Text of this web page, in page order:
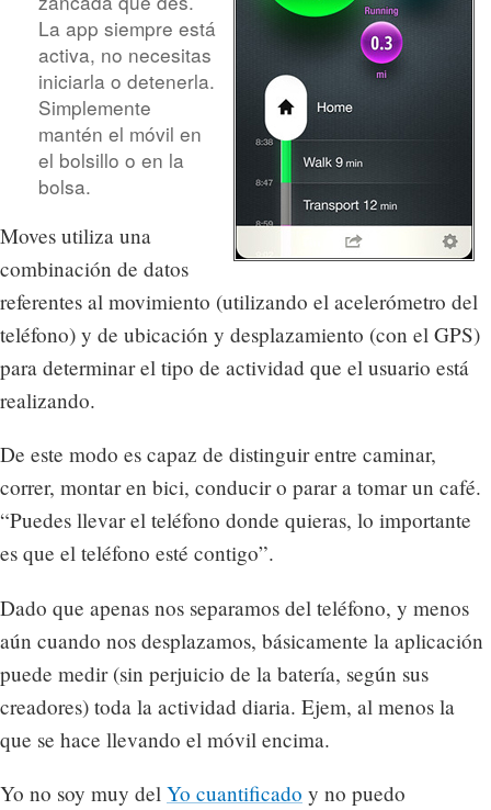
La app siempre está
activa, no necesitas
iniciarla o detenerla.
Simplemente
mantén el móvil en
el bolsillo o en la
bolsa.
Moves utiliza una
combinación de datos
referentes al movimiento (utilizando el acelerómetro del
teléfono) y de ubicación y desplazamiento (con el GPS)
para determinar el tipo de actividad que el usuario está
realizando.
De este modo es capaz de distinguir entre caminar,
correr, montar en bici, conducir o parar a tomar un café.
“Puedes llevar el teléfono donde quieras, lo importante
es que el teléfono esté contigo”.
Dado que apenas nos separamos del teléfono, y menos
aún cuando nos desplazamos, básicamente la aplicación
puede medir (sin perjuicio de la batería, según sus
creadores) toda la actividad diaria. Ejem, al menos la
que se hace llevando el móvil encima.
Yo no soy muy del Yo cuantificado y no puedo